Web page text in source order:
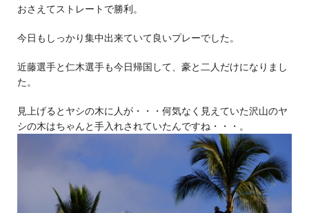
おさえてストレートで勝利。
今日もしっかり集中出来ていて良いプレーでした。
近藤選手と仁木選手も今日帰国して、豪と二人だけになりまし
た。
見上げるとヤシの木に人が・・・何気なく見えていた沢山のヤ
シの木はちゃんと手入れされていたんですね・・・。